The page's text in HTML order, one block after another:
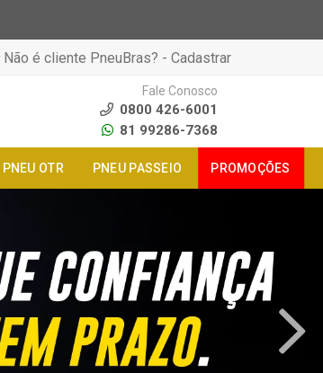
Não é cliente PneuBras? - Cadastrar
Fale Conosco
0800 426-6001
81 99286-7368
PNEU OTR PNEU PASSEIO PROMOÇÕES